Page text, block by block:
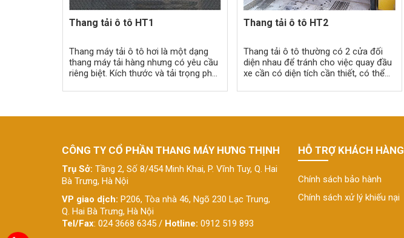
Thang tải ô tô HT1
Thang máy tải ô tô hơi là một dạng
thang máy tải hàng nhưng có yêu cầu
riêng biệt. Kích thước và tải trọng phù
hơn
Thang tải ô tô HT2
Thang tải ô tô thường có 2 cửa đối
diện nhau để tránh cho việc quay đầu
xe cần có diện tích cần thiết, có thể
hướng ra vào của thang máy tải xe
CÔNG TY CỔ PHẦN THANG MÁY HƯNG THỊNH
Trụ Sở: Tầng 2, Số 8/454 Minh Khai, P. Vĩnh Tuy, Q. Hai
Bà Trưng, Hà Nội
VP giao dịch: P206, Tòa nhà 46, Ngõ 230 Lạc Trung,
Q. Hai Bà Trưng, Hà Nội
Tel/Fax: 024 3668 6345 / Hotline: 0912 519 893
HỖ TRỢ KHÁCH HÀNG
Chính sách bảo hành
Chính sách xử lý khiếu nại